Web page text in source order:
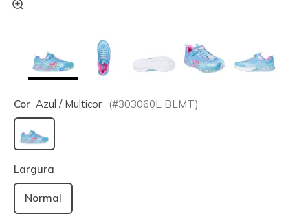
Cor Azul / Multicor (#303060L BLMT)
selecionado
Largura
Normal